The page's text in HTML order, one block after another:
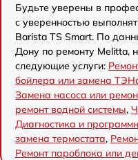
Будьте уверены в
с уверенностью
Barista TS Smart. По
Дону по ремонту Melitta,
следующие услуги:
бойлера или замена
Замена насоса или
ремонт водной системы,
Диагностика и
замена термостата,
Ремонт пароблока или